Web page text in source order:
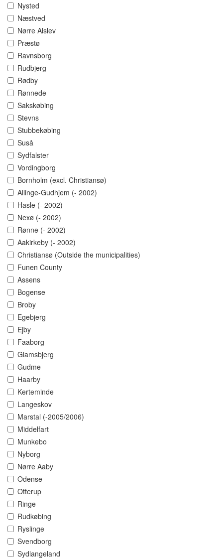
Nysted
Næstved
Nørre Alslev
Præstø
Ravnsborg
Rudbjerg
Rødby
Rønnede
Sakskøbing
Stevns
Stubbekøbing
Suså
Sydfalster
Vordingborg
Bornholm (excl. Christiansø)
Allinge-Gudhjem (- 2002)
Hasle (- 2002)
Nexø (- 2002)
Rønne (- 2002)
Aakirkeby (- 2002)
Christiansø (Outside the municipalities)
Funen County
Assens
Bogense
Broby
Egebjerg
Ejby
Faaborg
Glamsbjerg
Gudme
Haarby
Kerteminde
Langeskov
Marstal (-2005/2006)
Middelfart
Munkebo
Nyborg
Nørre Aaby
Odense
Otterup
Ringe
Rudkøbing
Ryslinge
Svendborg
Sydlangeland